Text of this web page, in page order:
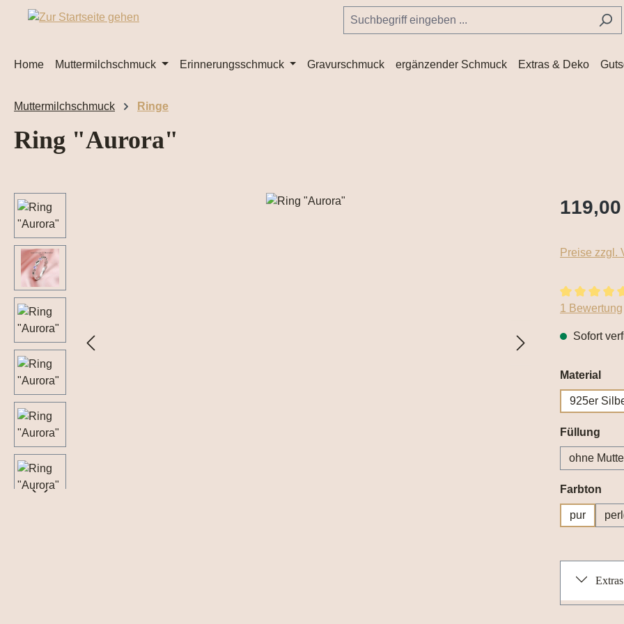
Hauptinhalt springen
Zur Suche springen
Zur Hauptnavigation springen
Home Muttermilchschmuck Erinnerungsschmuck Gravurschmuck ergänzender Schmuck Extras & Deko
Muttermilchschmuck Ringe
Ring "Aurora"
Bildergalerie überspringen
Preise zzgl.
1 Bewertung
Sofort
Material
925er
Füllung
ohne
Farbton
pur
Extras